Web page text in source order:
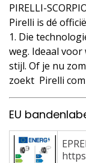
PIRELLI-
Pirelli is dé
1. Die
weg. Ideaal
stijl. Of je nu
zoekt  Pirelli
EU